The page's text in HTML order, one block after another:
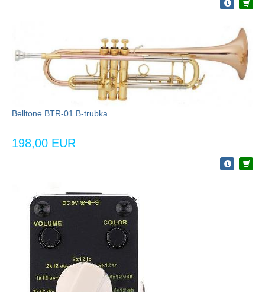
Belltone BTR-01 B-trubka
198,00 EUR